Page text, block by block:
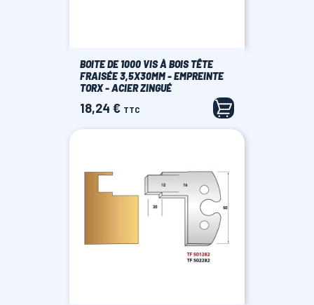
BOITE DE 1000 VIS À BOIS TÊTE
FRAISÉE 3,5X30MM - EMPREINTE
TORX - ACIER ZINGUÉ
Prix
18,24 € TTC